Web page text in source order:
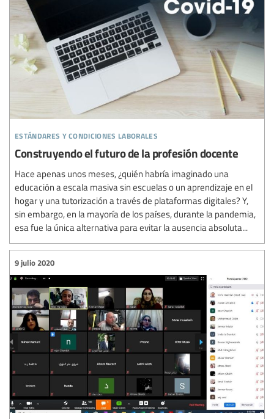
estándares y condiciones laborales
Construyendo el futuro de la profesión docente
Hace apenas unos meses, ¿quién habría imaginado una
educación a escala masiva sin escuelas o un aprendizaje en el
hogar y una tutorización a través de plataformas digitales? Y,
sin embargo, en la mayoría de los países, durante la pandemia,
esa fue la única alternativa para evitar la ausencia absoluta...
9 julio 2020